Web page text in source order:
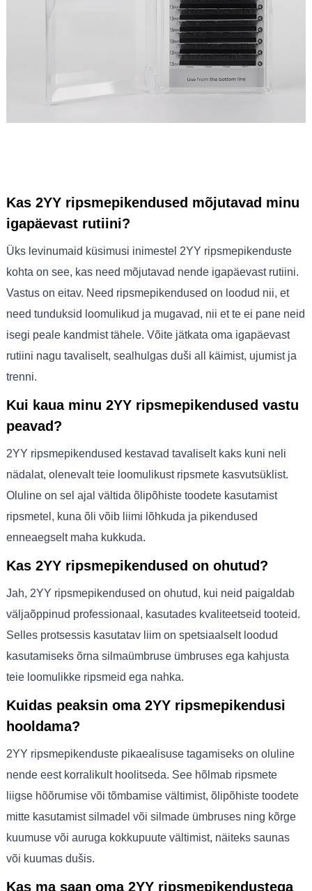
Kas 2YY ripsmepikendused mõjutavad minu
igapäevast rutiini?
Üks levinumaid küsimusi inimestel 2YY ripsmepikenduste
kohta on see, kas need mõjutavad nende igapäevast rutiini.
Vastus on eitav. Need ripsmepikendused on loodud nii, et
need tunduksid loomulikud ja mugavad, nii et te ei pane neid
isegi peale kandmist tähele. Võite jätkata oma igapäevast
rutiini nagu tavaliselt, sealhulgas duši all käimist, ujumist ja
trenni.
Kui kaua minu 2YY ripsmepikendused vastu
peavad?
2YY ripsmepikendused kestavad tavaliselt kaks kuni neli
nädalat, olenevalt teie loomulikust ripsmete kasvutsüklist.
Oluline on sel ajal vältida õlipõhiste toodete kasutamist
ripsmetel, kuna õli võib liimi lõhkuda ja pikendused
enneaegselt maha kukkuda.
Kas 2YY ripsmepikendused on ohutud?
Jah, 2YY ripsmepikendused on ohutud, kui neid paigaldab
väljaõppinud professionaal, kasutades kvaliteetseid tooteid.
Selles protsessis kasutatav liim on spetsiaalselt loodud
kasutamiseks õrna silmaümbruse ümbruses ega kahjusta
teie loomulikke ripsmeid ega nahka.
Kuidas peaksin oma 2YY ripsmepikendusi
hooldama?
2YY ripsmepikenduste pikaealisuse tagamiseks on oluline
nende eest korralikult hoolitseda. See hõlmab ripsmete
liigse hõõrumise või tõmbamise vältimist, õlipõhiste toodete
mitte kasutamist silmadel või silmade ümbruses ning kõrge
kuumuse või auruga kokkupuute vältimist, näiteks saunas
või kuumas dušis.
Kas ma saan oma 2YY ripsmepikendustega